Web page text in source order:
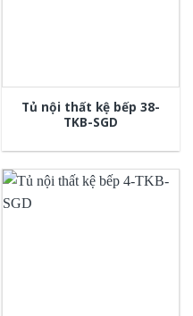
Tủ nội thất kệ bếp 38-
TKB-SGD